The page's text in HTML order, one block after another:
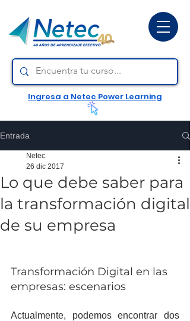
Ingresa a Netec Power Learning
Entrada
Lo que debe saber para
la transformación digital
de su empresa
Netec
26 dic 2017
Transformación Digital en las
empresas: escenarios
Actualmente, podemos encontrar dos